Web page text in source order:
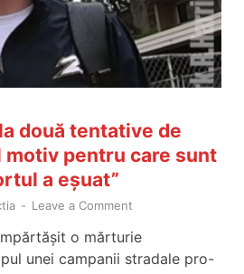
două tentative de
motiv pentru care sunt
a eșuat”
- Leave a Comment
o mărturie
unei campanii stradale pro-